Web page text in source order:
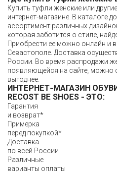
Купить туфли женские или
интернет-магазине. В каталоге
ассортимент различных
которая заботится о стиле,
Приобрести ее можно онлайн и
Севастополе. Доставка
России. Во время распродажи
появляющейся на сайте, можно
выгоднее.
ИНТЕРНЕТ-МАГАЗИН
RECOST BE SHOES - ЭТО:
Гарантия
и возврат*
Примерка
перед покупкой*
Доставка
по всей России
Различные
варианты оплаты